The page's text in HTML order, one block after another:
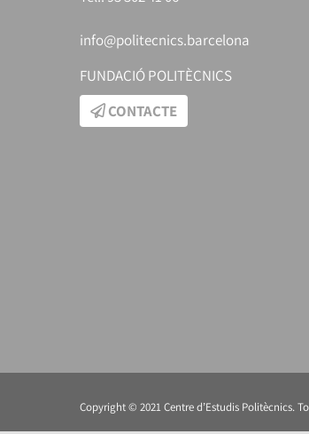
info@politecnics.barcelona
FUNDACIÓ POLITÈCNICS
CONTACTE
Copyright © 2021 Centre d’Estudis Politècnics.